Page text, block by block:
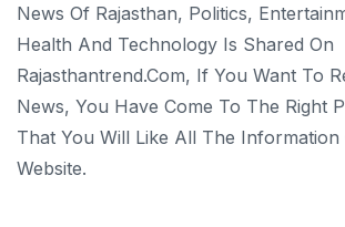
News Of Rajasthan, Politics,
Health And Technology Is Shared On
Rajasthantrend.com, If You Want To
News, You Have Come To The Right
That You Will Like All The Information
Website.